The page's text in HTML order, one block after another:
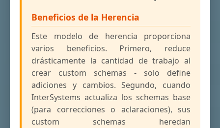
Beneficios de la Herencia
Este modelo de herencia proporciona
varios beneficios. Primero, reduce
drásticamente la cantidad de trabajo al
crear custom schemas - solo define
adiciones y cambios. Segundo, cuando
InterSystems actualiza los schemas base
(para correcciones o aclaraciones), sus
custom schemas heredan